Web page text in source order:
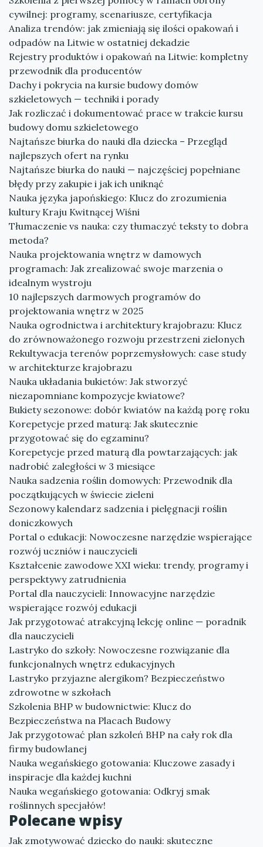
cywilnej: programy, scenariusze, certyfikacja
Analiza trendów: jak zmieniają się ilości opakowań i
odpadów na Litwie w ostatniej dekadzie
Rejestry produktów i opakowań na Litwie: kompletny
przewodnik dla producentów
Dachy i pokrycia na kursie budowy domów
szkieletowych — techniki i porady
Jak rozliczać i dokumentować prace w trakcie kursu
budowy domu szkieletowego
Najtańsze biurka do nauki dla dziecka – Przegląd
najlepszych ofert na rynku
Najtańsze biurka do nauki — najczęściej popełniane
błędy przy zakupie i jak ich uniknąć
Nauka języka japońskiego: Klucz do zrozumienia
kultury Kraju Kwitnącej Wiśni
Tłumaczenie vs nauka: czy tłumaczyć teksty to dobra
metoda?
Nauka projektowania wnętrz w damowych
programach: Jak zrealizować swoje marzenia o
idealnym wystroju
10 najlepszych darmowych programów do
projektowania wnętrz w 2025
Nauka ogrodnictwa i architektury krajobrazu: Klucz
do zrównoważonego rozwoju przestrzeni zielonych
Rekultywacja terenów poprzemysłowych: case study
w architekturze krajobrazu
Nauka układania bukietów: Jak stworzyć
niezapomniane kompozycje kwiatowe?
Bukiety sezonowe: dobór kwiatów na każdą porę roku
Korepetycje przed maturą: Jak skutecznie
przygotować się do egzaminu?
Korepetycje przed maturą dla powtarzających: jak
nadrobić zaległości w 3 miesiące
Nauka sadzenia roślin domowych: Przewodnik dla
początkujących w świecie zieleni
Sezonowy kalendarz sadzenia i pielęgnacji roślin
doniczkowych
Portal o edukacji: Nowoczesne narzędzie wspierające
rozwój uczniów i nauczycieli
Kształcenie zawodowe XXI wieku: trendy, programy i
perspektywy zatrudnienia
Portal dla nauczycieli: Innowacyjne narzędzie
wspierające rozwój edukacji
Jak przygotować atrakcyjną lekcję online — poradnik
dla nauczycieli
Lastryko do szkoły: Nowoczesne rozwiązanie dla
funkcjonalnych wnętrz edukacyjnych
Lastryko przyjazne alergikom? Bezpieczeństwo
zdrowotne w szkołach
Szkolenia BHP w budownictwie: Klucz do
Bezpieczeństwa na Placach Budowy
Jak przygotować plan szkoleń BHP na cały rok dla
firmy budowlanej
Nauka wegańskiego gotowania: Kluczowe zasady i
inspiracje dla każdej kuchni
Nauka wegańskiego gotowania: Odkryj smak
roślinnych specjałów!
Polecane wpisy
Jak zmotywować dziecko do nauki: skuteczne